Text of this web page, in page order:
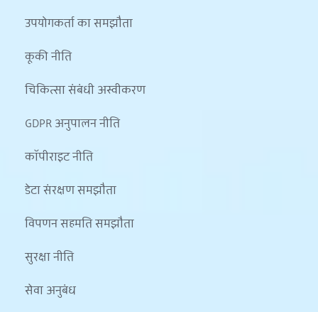
उपयोगकर्ता का समझौता
कूकी नीति
चिकित्सा संबंधी अस्वीकरण
GDPR अनुपालन नीति
कॉपीराइट नीति
डेटा संरक्षण समझौता
विपणन सहमति समझौता
सुरक्षा नीति
सेवा अनुबंध